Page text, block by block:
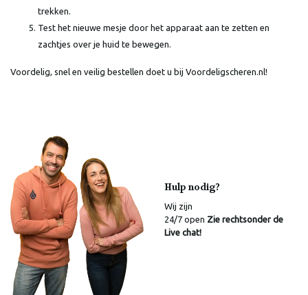
trekken.
Test het nieuwe mesje door het apparaat aan te zetten en
zachtjes over je huid te bewegen.
Voordelig, snel en veilig bestellen doet u bij Voordeligscheren.nl!
Hulp nodig?
Wij zijn
24/7 open Zie rechtsonder de
Live chat!